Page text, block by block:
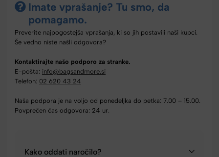
Imate vprašanje? Tu smo, da
pomagamo.
Preverite najpogostejša vprašanja, ki so jih postavili naši kupci.
Še vedno niste našli odgovora?
Kontaktirajte našo podporo za stranke.
E-pošta: info@bagsandmore.si
Telefon: 02 620 43 24
Naša podpora je na voljo od ponedeljka do petka: 7.00 – 15.00.
Povprečen čas odgovora: 24 ur.
Kako oddati naročilo?